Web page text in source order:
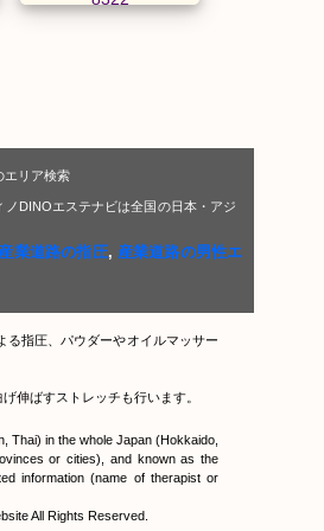
エリア検索
DINOエステナビは全国の日本・アジ
産業道路の指圧, 産業道路の男性エ
る指圧、パウダーやオイルマッサー
伸ばすストレッチも行います。
Thai) in the whole Japan (Hokkaido,
or cities), and known as the
information (name of therapist or
All Rights Reserved.